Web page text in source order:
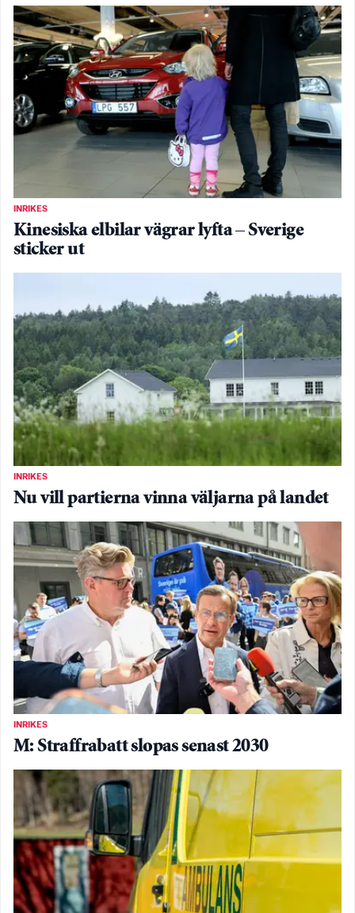
INRIKES
Kinesiska elbilar vägrar lyfta – Sverige
sticker ut
INRIKES
Nu vill partierna vinna väljarna på landet
INRIKES
M: Straffrabatt slopas senast 2030